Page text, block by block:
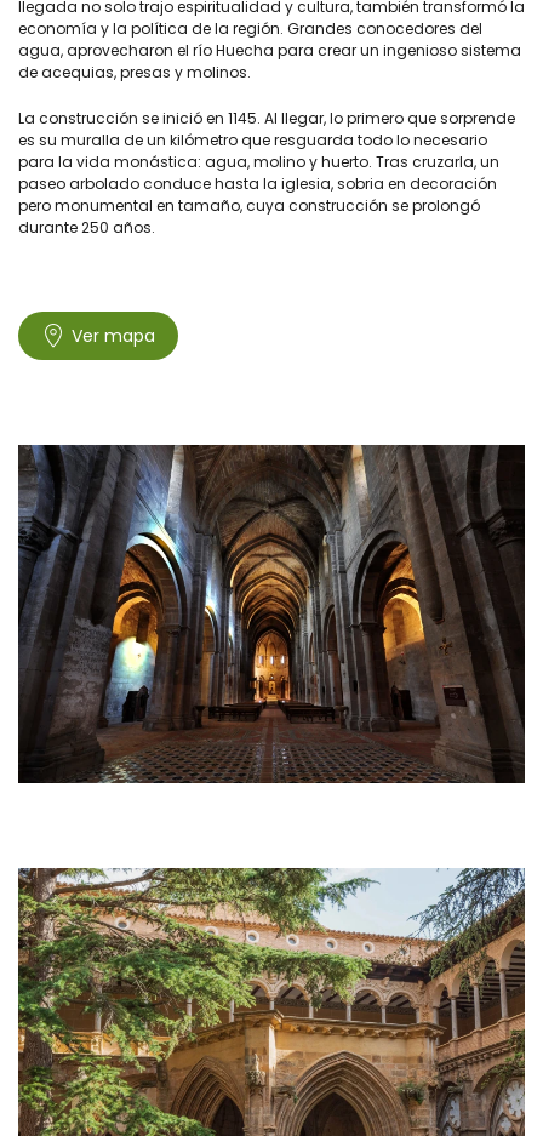
llegada no solo trajo espiritualidad y cultura, también transformó la
economía y la política de la región. Grandes conocedores del
agua, aprovecharon el río Huecha para crear un ingenioso sistema
de acequias, presas y molinos.
La construcción se inició en 1145. Al llegar, lo primero que sorprende
es su muralla de un kilómetro que resguarda todo lo necesario
para la vida monástica: agua, molino y huerto. Tras cruzarla, un
paseo arbolado conduce hasta la iglesia, sobria en decoración
pero monumental en tamaño, cuya construcción se prolongó
durante 250 años.
Ver mapa